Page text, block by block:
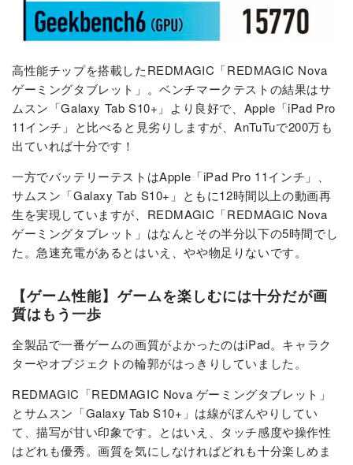
高性能チップを搭載したREDMAGIC「REDMAGIC Nova
ゲーミングタブレット」。ベンチマークテストの結果はサ
ムスン「Galaxy Tab S10+」より良好で、Apple「iPad Pro
11インチ」と比べると見劣りしますが、AnTuTuで200万も
出ていれば十分です！
一方でバッテリーテストはApple「iPad Pro 11インチ」、
サムスン「Galaxy Tab S10+」ともに12時間以上の動画再
生を実現していますが、REDMAGIC「REDMAGIC Nova
ゲーミングタブレット」はなんとその半分以下の5時間でし
た。急速充電があるとはいえ、やや物足りないです。
【ゲーム性能】ゲームを楽しむには十分だが画
質はもう一歩
全製品で一番ゲームの画質がよかったのはiPad。キャラク
ターやオブジェクトの輪郭がはっきりしていました。
REDMAGIC「REDMAGIC Nova ゲーミングタブレット」
とサムスン「Galaxy Tab S10+」は線がぼんやりしてい
て、描写が甘い印象です。とはいえ、タッチ感度や操作性
はどれも優秀。画質を気にしなければどれも十分楽しめま